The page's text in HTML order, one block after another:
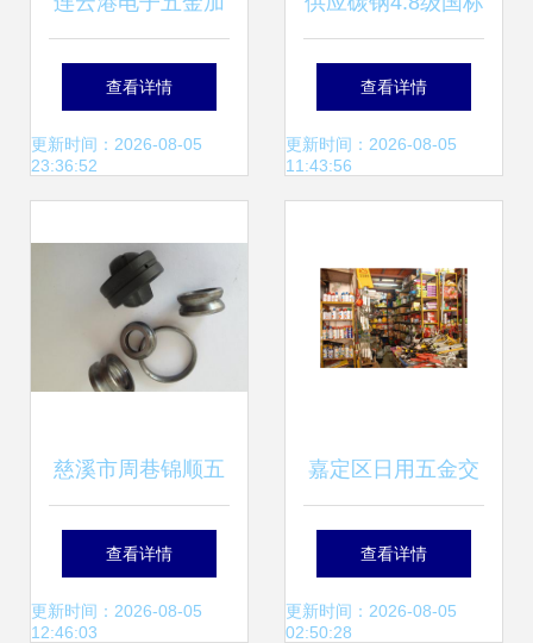
工 万江铭泰批发市
场价格与产品详情
查看详情
更新时间：2026-08-05
23:36:52
十字六角带介压花
螺栓M4/M5/M6/M8
查看详情
更新时间：2026-08-05
11:43:56
慈溪市周巷锦顺五
金配件厂 以匠心打
造轴承轴套与通用
查看详情
更新时间：2026-08-05
12:46:03
嘉定区日用五金交
电价格网 五金产品
批发市场现状分析
查看详情
更新时间：2026-08-05
02:50:28